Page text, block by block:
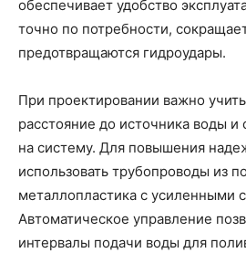
обеспечивает удобство
точно по потребности,
предотвращаются гидроудары.
При проектировании важно
расстояние до источника воды и
на систему. Для повышения
использовать трубопроводы из
металлопластика с усиленными
Автоматическое управление
интервалы подачи воды для